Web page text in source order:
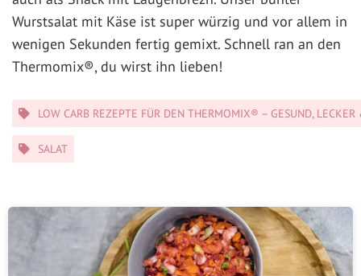
Wurstsalat mit Käse ist super würzig und vor allem in
wenigen Sekunden fertig gemixt. Schnell ran an den
Thermomix®, du wirst ihn lieben!
Kategorien
LOW CARB REZEPTE FÜR DEN THERMOMIX® – GESUND,
SALAT